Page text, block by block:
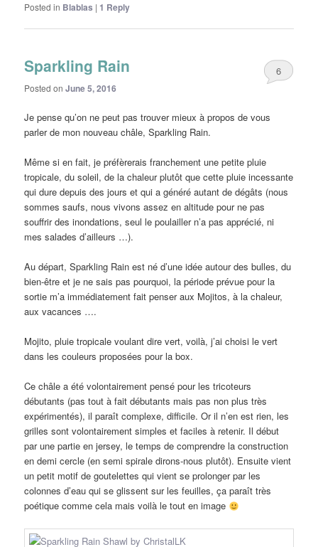
Posted in Blablas | 1 Reply
Sparkling Rain
Posted onJune 5, 2016
6
Je pense qu’on ne peut pas trouver mieux à propos de vous
parler de mon nouveau châle, Sparkling Rain.
Même si en fait, je préfèrerais franchement une petite pluie
tropicale, du soleil, de la chaleur plutôt que cette pluie incessante
qui dure depuis des jours et qui a généré autant de dégâts (nous
sommes saufs, nous vivons assez en altitude pour ne pas
souffrir des inondations, seul le poulailler n’a pas apprécié, ni
mes salades d’ailleurs …).
Au départ, Sparkling Rain est né d’une idée autour des bulles, du
bien-être et je ne sais pas pourquoi, la période prévue pour la
sortie m’a immédiatement fait penser aux Mojitos, à la chaleur,
aux vacances ….
Mojito, pluie tropicale voulant dire vert, voilà, j’ai choisi le vert
dans les couleurs proposées pour la box.
Ce châle a été volontairement pensé pour les tricoteurs
débutants (pas tout à fait débutants mais pas non plus très
expérimentés), il paraît complexe, difficile. Or il n’en est rien, les
grilles sont volontairement simples et faciles à retenir. Il début
par une partie en jersey, le temps de comprendre la construction
en demi cercle (en semi spirale dirons-nous plutôt). Ensuite vient
un petit motif de goutelettes qui vient se prolonger par les
colonnes d’eau qui se glissent sur les feuilles, ça paraît très
poétique comme cela mais voilà le tout en image